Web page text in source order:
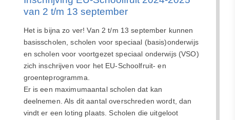
van 2 t/m 13 september
Het is bijna zo ver! Van 2 t/m 13 september kunnen
basisscholen, scholen voor speciaal (basis)onderwijs
en scholen voor voortgezet speciaal onderwijs (VSO)
zich inschrijven voor het EU-Schoolfruit- en
groenteprogramma.
Er is een maximumaantal scholen dat kan
deelnemen. Als dit aantal overschreden wordt, dan
vindt er een loting plaats. Scholen die uitgeloot